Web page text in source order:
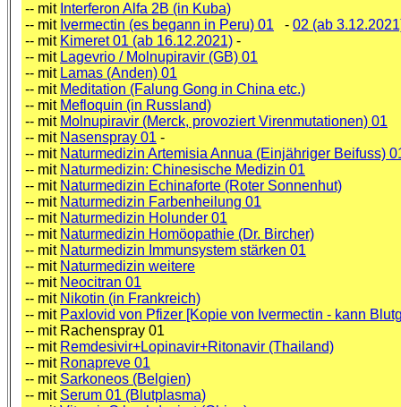
-- mit Interferon Alfa 2B (in Kuba)
-- mit Ivermectin (es begann in Peru) 01 - 02 (ab
-- mit Kimeret 01 (ab 16.12.2021) -
-- mit Lagevrio / Molnupiravir (GB) 01
-- mit Lamas (Anden) 01
-- mit Meditation (Falung Gong in China etc.)
-- mit Mefloquin (in Russland)
-- mit Molnupiravir (Merck, provoziert Virenmutationen) 01
-- mit Nasenspray 01 -
-- mit Naturmedizin Artemisia Annua (Einjähriger Beifuss)
-- mit Naturmedizin: Chinesische Medizin 01
-- mit Naturmedizin Echinaforte (Roter Sonnenhut)
-- mit Naturmedizin Farbenheilung 01
-- mit Naturmedizin Holunder 01
-- mit Naturmedizin Homöopathie (Dr. Bircher)
-- mit Naturmedizin Immunsystem stärken 01
-- mit Naturmedizin weitere
-- mit Neocitran 01
-- mit Nikotin (in Frankreich)
-- mit Paxlovid von Pfizer [Kopie von Ivermectin - kann
-- mit Rachenspray 01
-- mit Remdesivir+Lopinavir+Ritonavir (Thailand)
-- mit Ronapreve 01
-- mit Sarkoneos (Belgien)
-- mit Serum 01 (Blutplasma)